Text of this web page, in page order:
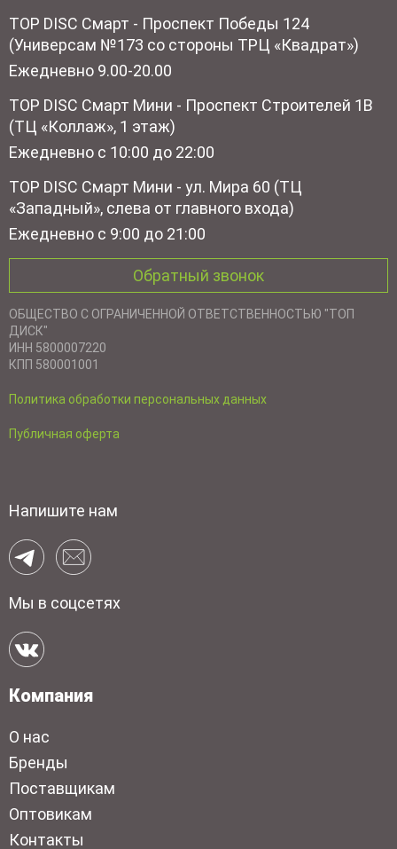
TOP DISC Смарт - Проспект Победы 124
(Универсам №173 со стороны ТРЦ «Квадрат»)
Ежедневно 9.00-20.00
TOP DISC Смарт Мини - Проспект Строителей 1В
(ТЦ «Коллаж», 1 этаж)
Ежедневно с 10:00 до 22:00
TOP DISC Смарт Мини - ул. Мира 60 (ТЦ
«Западный», слева от главного входа)
Ежедневно с 9:00 до 21:00
Обратный звонок
ОБЩЕСТВО С ОГРАНИЧЕННОЙ ОТВЕТСТВЕННОСТЬЮ "ТОП
ДИСК"
ИНН 5800007220
КПП 580001001
Политика обработки персональных данных
Публичная оферта
Напишите нам
Мы в соцсетях
Компания
О нас
Бренды
Поставщикам
Оптовикам
Контакты